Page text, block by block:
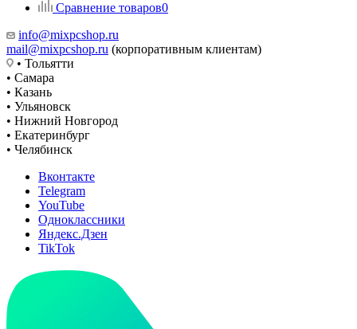
Сравнение товаров0
info@mixpcshop.ru
mail@mixpcshop.ru (корпоративным клиентам)
• Тольятти
• Самара
• Казань
• Ульяновск
• Нижний Новгород
• Екатеринбург
• Челябинск
Вконтакте
Telegram
YouTube
Одноклассники
Яндекс.Дзен
TikTok